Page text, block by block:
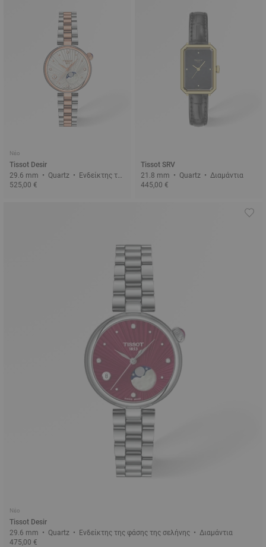
Νέο
Tissot Desir
29.6 mm • Quartz • Ενδείκτης της
525,00 €
Tissot SRV
21.8 mm • Quartz • Διαμάντια
445,00 €
Νέο
Tissot Desir
29.6 mm • Quartz • Ενδείκτης της φάσης της σελήνης • Διαμάντια
475,00 €